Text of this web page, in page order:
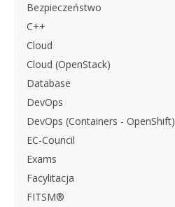
Bezpieczeństwo
C++
Cloud
Cloud (OpenStack)
Database
DevOps
DevOps (Containers - OpenShift)
EC-Council
Exams
Facylitacja
FITSM®